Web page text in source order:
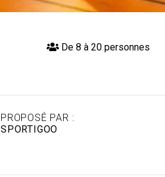
De 8 à 20 personnes
PROPOSÉ PAR :
SPORTIGOO